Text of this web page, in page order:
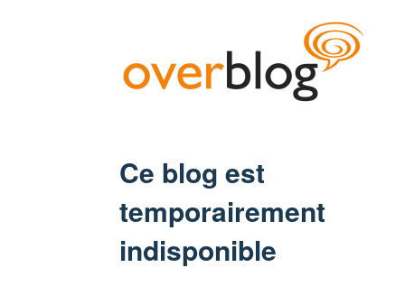
Ce blog est
temporairement
indisponible